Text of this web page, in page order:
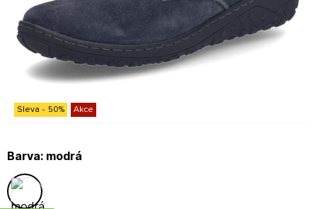
Akce
Sleva - 50%
Barva: modrá